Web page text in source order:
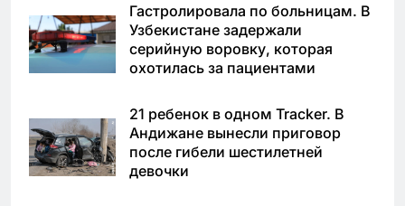
Гастролировала по больницам. В
Узбекистане задержали
серийную воровку, которая
охотилась за пациентами
21 ребенок в одном Tracker. В
Андижане вынесли приговор
после гибели шестилетней
девочки